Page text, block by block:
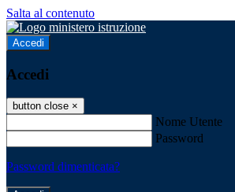
Salta al contenuto
Accedi
Accedi
button close ×
Nome Utente
Password
Password dimenticata?